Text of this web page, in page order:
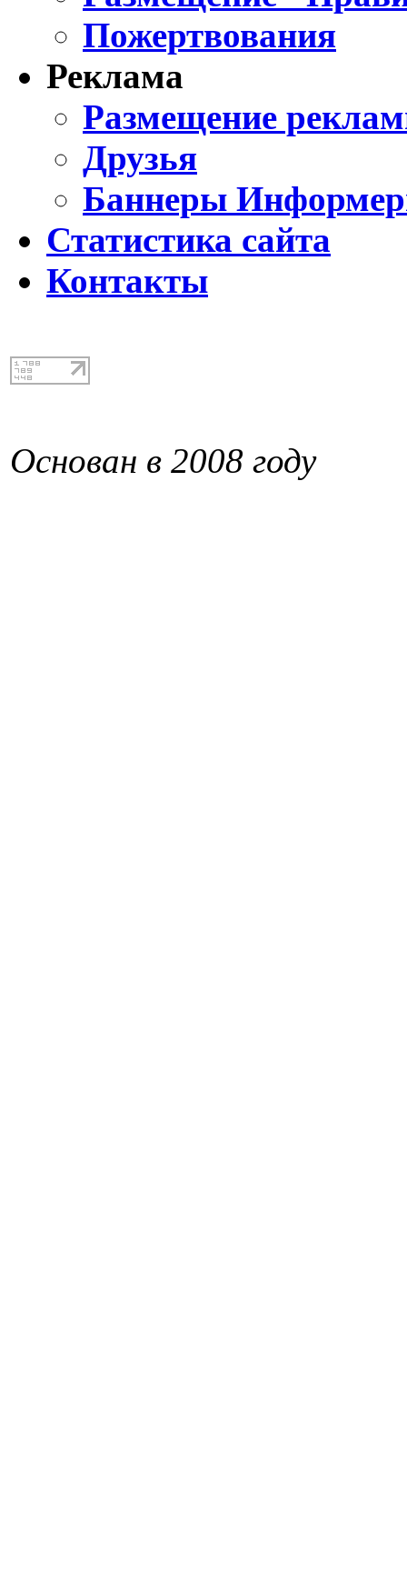
Пожертвования
Реклама
Размещение
Друзья
Баннеры
Статистика сайта
Контакты
Основан в 2008 году